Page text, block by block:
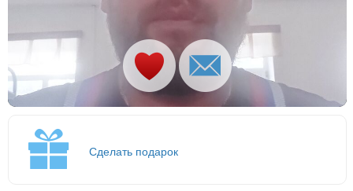
Сделать подарок